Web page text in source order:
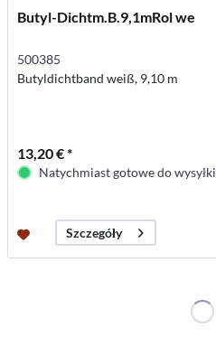
Butyl-Dichtm.B.9,1mRol we
500385
Butyldichtband weiß, 9,10 m
13,20 € *
Natychmiast gotowe do wysyłki
Szczegóły